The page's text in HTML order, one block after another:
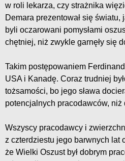
w roli lekarza, czy strażnika
Demara prezentował się
byli oczarowani pomysłami
chętniej, niż zwykle garnęły się
Takim postępowaniem
USA i Kanadę. Coraz trudniej
tożsamości, bo jego sława
potencjalnych pracodawców, niż
Wszyscy pracodawcy i
z czterdziestu jego barwnych lat
że Wielki Oszust był dobrym